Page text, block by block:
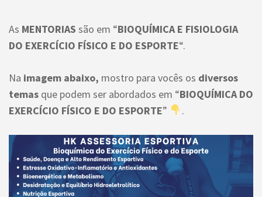
As MENTORIAS são em “BIOQUÍMICA E FISIOLOGIA
DO EXERCÍCIO FÍSICO E DO ESPORTE“.
Na imagem abaixo, mostro para vocês os diversos
temas que podem ser abordados em “BIOQUÍMICA DO
EXERCÍCIO FÍSICO E DO ESPORTE” .